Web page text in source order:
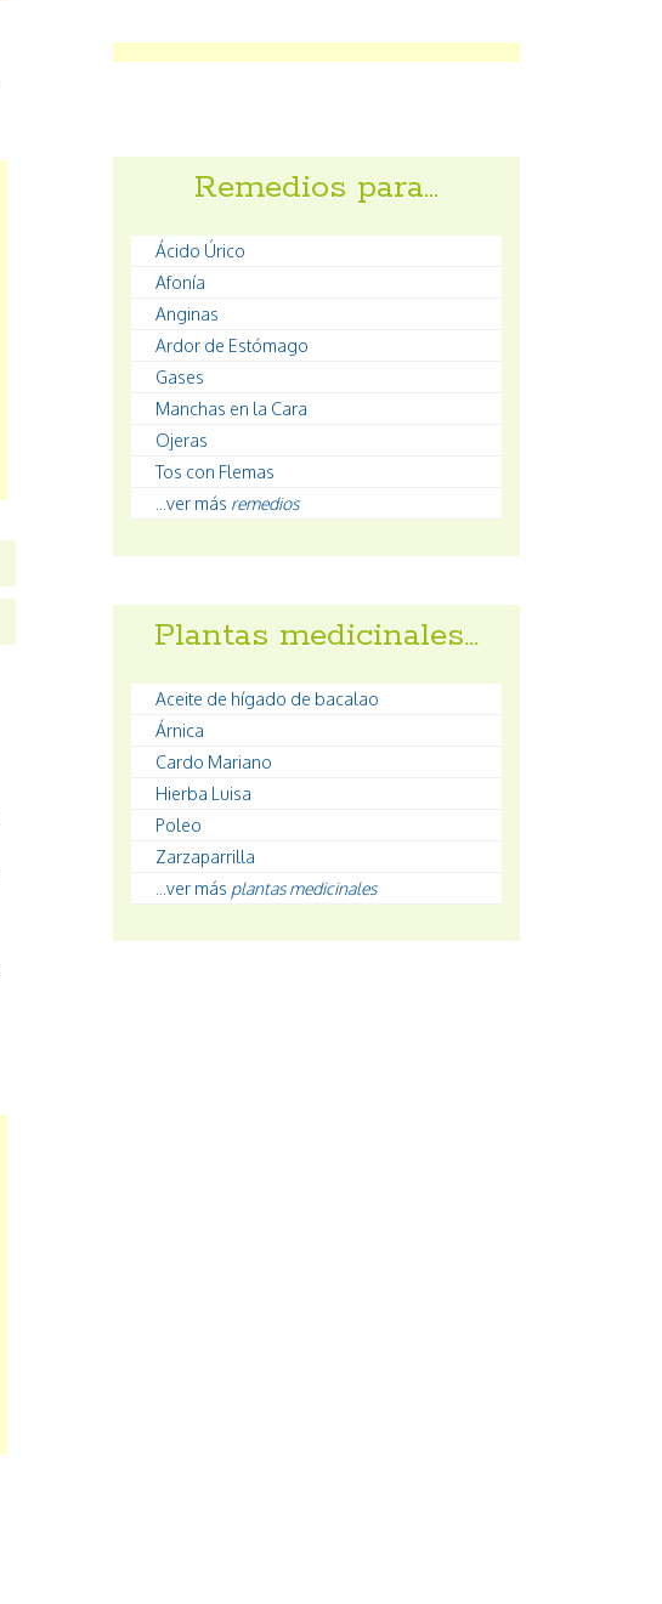
Remedios para…
Ácido Úrico
Afonía
Anginas
Ardor de Estómago
Gases
Manchas en la Cara
Ojeras
Tos con Flemas
...ver más remedios
Plantas medicinales…
Aceite de hígado de bacalao
Árnica
Cardo Mariano
Hierba Luisa
Poleo
Zarzaparrilla
...ver más plantas medicinales